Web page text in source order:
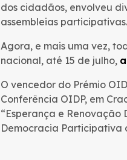
dos cidadãos, envolveu
assembleias participativas.
Agora, e mais uma vez,
nacional, até 15 de julho,
O vencedor do Prémio
Conferência OIDP, em
“Esperança e Renovação
Democracia Participativa